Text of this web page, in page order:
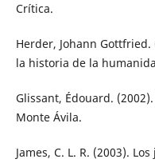
Crítica.
Herder, Johann
la historia de la
Glissant, Édouard.
Monte Ávila.
James, C. L. R. (2003).